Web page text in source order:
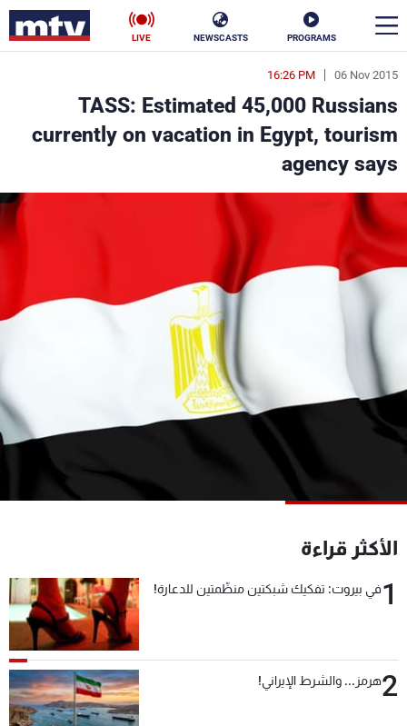
PROGRAMS
NEWSCASTS
LIVE
06 Nov 2015
16:26 PM
TASS: Estimated 45,000 Russians
currently on vacation in Egypt, tourism
agency says
الأكثر قراءة
1في بيروت: تفكيك شبكتين منظّمتين للدعارة!
2هرمز... والشرط الإيراني!
en
الأخبار
سياسة
إقتصاد
منوعات
كأس العالم
البرامج
جدول البرامج
شاهد البرامج
لاعلاناتكم